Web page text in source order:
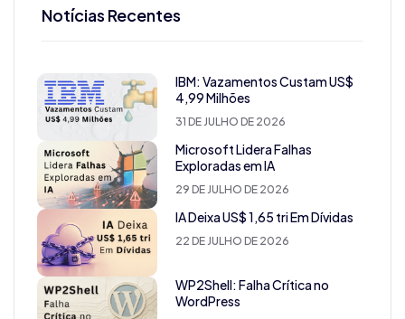
Notícias Recentes
IBM: Vazamentos Custam US$
4,99 Milhões
31 DE JULHO DE 2026
Microsoft Lidera Falhas
Exploradas em IA
29 DE JULHO DE 2026
IA Deixa US$ 1,65 tri Em Dívidas
22 DE JULHO DE 2026
WP2Shell: Falha Crítica no
WordPress